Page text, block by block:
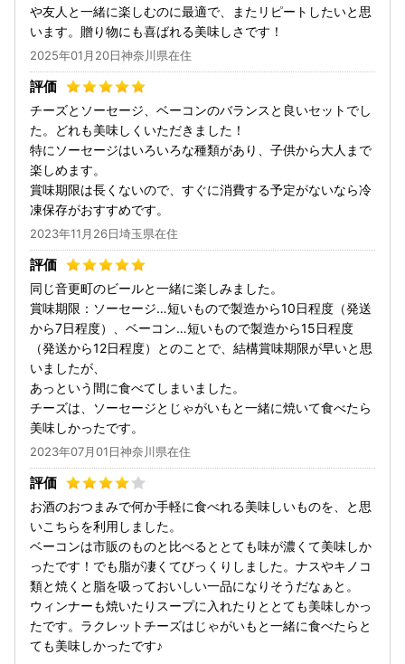
や友人と一緒に楽しむのに最適で、またリピートしたいと思
います。贈り物にも喜ばれる美味しさです！
2025年01月20日神奈川県在住
チーズとソーセージ、ベーコンのバランスと良いセットでし
た。どれも美味しくいただきました！
特にソーセージはいろいろな種類があり、子供から大人まで
楽しめます。
賞味期限は長くないので、すぐに消費する予定がないなら冷
凍保存がおすすめです。
2023年11月26日埼玉県在住
同じ音更町のビールと一緒に楽しみました。
賞味期限：ソーセージ…短いもので製造から10日程度（発送
から7日程度）、ベーコン…短いもので製造から15日程度
（発送から12日程度）とのことで、結構賞味期限が早いと思
いましたが、
あっという間に食べてしまいました。
チーズは、ソーセージとじゃがいもと一緒に焼いて食べたら
美味しかったです。
2023年07月01日神奈川県在住
お酒のおつまみで何か手軽に食べれる美味しいものを、と思
いこちらを利用しました。
ベーコンは市販のものと比べるととても味が濃くて美味しか
ったです！でも脂が凄くてびっくりしました。ナスやキノコ
類と焼くと脂を吸っておいしい一品になりそうだなぁと。
ウィンナーも焼いたりスープに入れたりととても美味しかっ
たです。ラクレットチーズはじゃがいもと一緒に食べたらと
ても美味しかったです♪